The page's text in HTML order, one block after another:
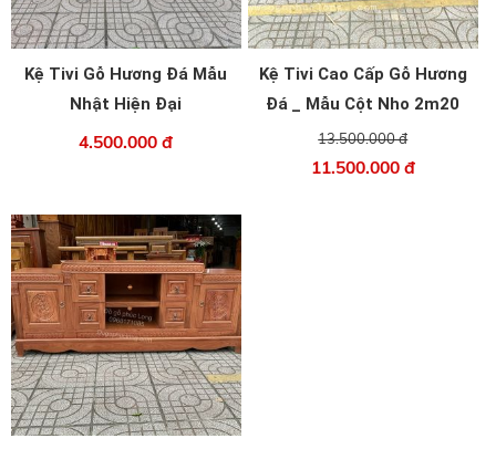
Kệ Tivi Gỗ Hương Đá Mẫu
Nhật Hiện Đại
4.500.000 đ
Kệ Tivi Cao Cấp Gỗ Hương
Đá _ Mẫu Cột Nho 2m20
13.500.000 đ
11.500.000 đ